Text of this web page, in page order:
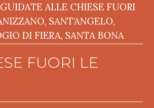
ALLE CHIESE FUORI
SANT’ANGELO,
DI FIERA, SANTA BONA
FUORI LE